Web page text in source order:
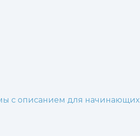
с описанием для начинающих